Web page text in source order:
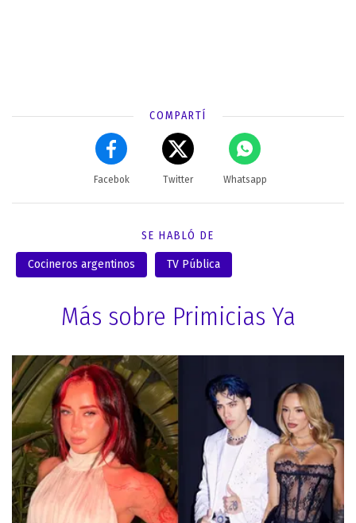
COMPARTÍ
Facebok Twitter Whatsapp
SE HABLÓ DE
Cocineros argentinos TV Pública
Más sobre Primicias Ya